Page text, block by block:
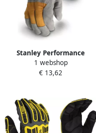
Stanley Performance
Lederen Handschoen |
SY780L EU
1 webshop
€ 13,62